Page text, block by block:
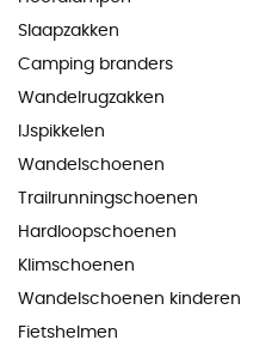
Slaapzakken
Camping branders
Wandelrugzakken
IJspikkelen
Wandelschoenen
Trailrunningschoenen
Hardloopschoenen
Klimschoenen
Wandelschoenen kinderen
Fietshelmen